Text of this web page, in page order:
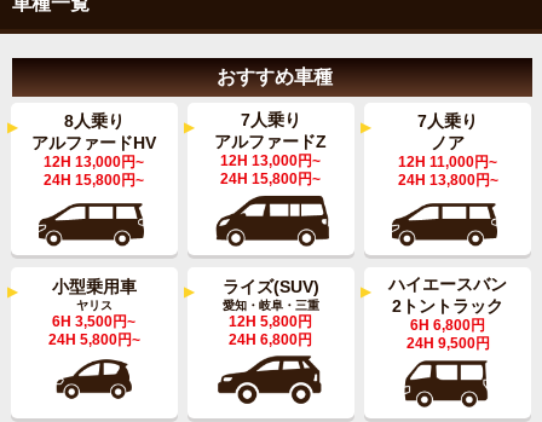
おすすめ車種
8人乗り
アルファードHV
12H 13,000円~
24H 15,800円~
7人乗り
アルファードZ
12H 13,000円~
24H 15,800円~
7人乗り
ノア
12H 11,000円~
24H 13,800円~
小型乗用車
ヤリス
6H 3,500円~
24H 5,800円~
ライズ(SUV)
愛知・岐阜・三重
12H 5,800円
24H 6,800円
ハイエースバン
2トントラック
6H 6,800円
24H 9,500円